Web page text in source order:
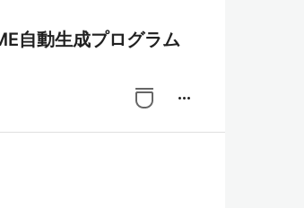
自動生成プログラム
more_horiz